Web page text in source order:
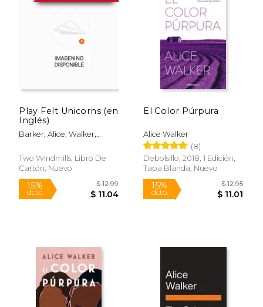
Play Felt Unicorns (en
Inglés)
Barker, Alice; Walker,
Two Windmills, Libro De
Cartón, Nuevo
dcto. $ 11.04
El Color Púrpura
Alice Walker
(8)
Debolsillo, 2018, 1 Edición,
Tapa Blanda, Nuevo
dcto.